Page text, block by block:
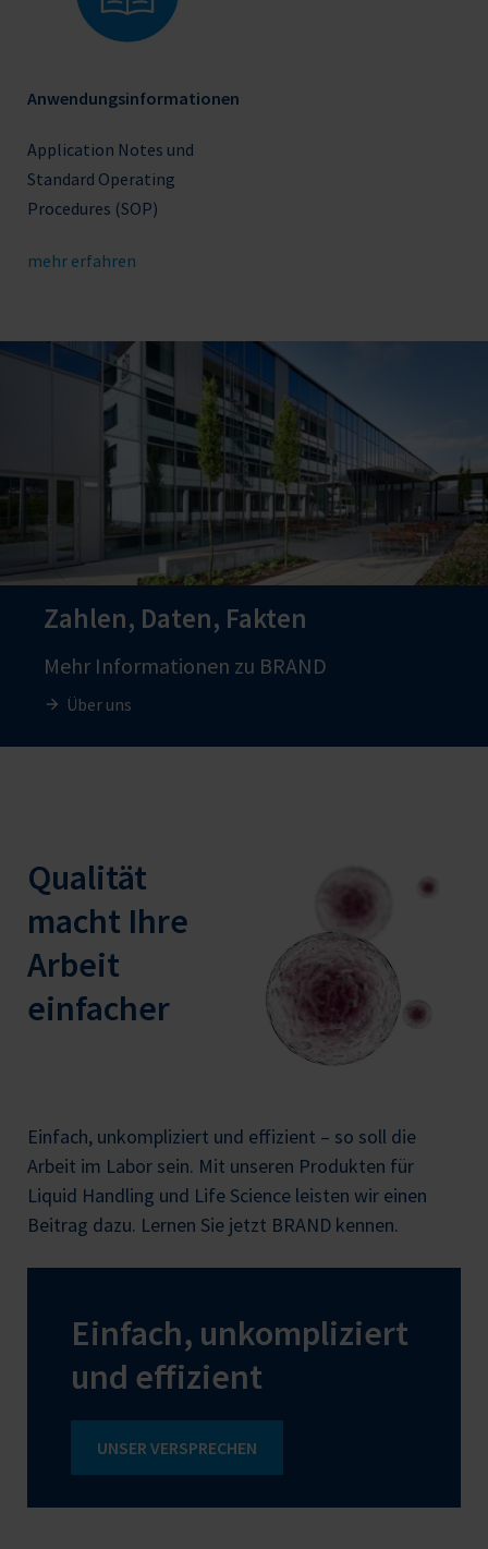
Anwendungsinformationen
Application Notes und
Standard Operating
Procedures (SOP)
mehr erfahren
Zahlen, Daten, Fakten
Mehr Informationen zu BRAND
Über uns
Qualität
macht Ihre
Arbeit
einfacher
Einfach, unkompliziert und effizient – so soll die
Arbeit im Labor sein. Mit unseren Produkten für
Liquid Handling und Life Science leisten wir einen
Beitrag dazu. Lernen Sie jetzt BRAND kennen.
Einfach, unkompliziert
und effizient
UNSER VERSPRECHEN